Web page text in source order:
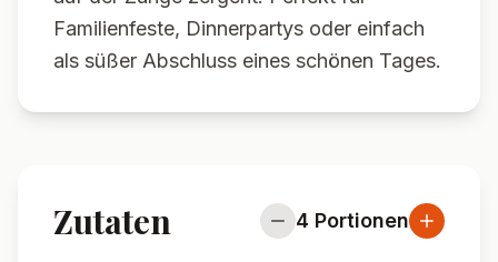
Familienfeste, Dinnerpartys oder einfach
als süßer Abschluss eines schönen Tages.
Zutaten 4 Portionen